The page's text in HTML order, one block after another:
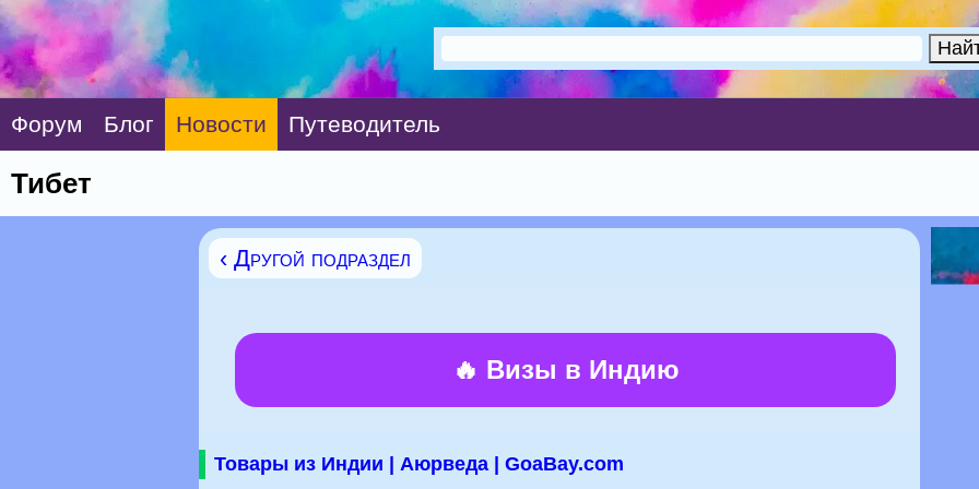
Форум Блог Новости Путеводитель
Тибет
‹ Другой подраздел
🔥 Визы в Индию
Товары из Индии | Аюрведа | GoaBay.com